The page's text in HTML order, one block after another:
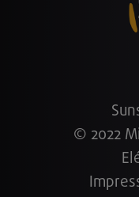
© 2022